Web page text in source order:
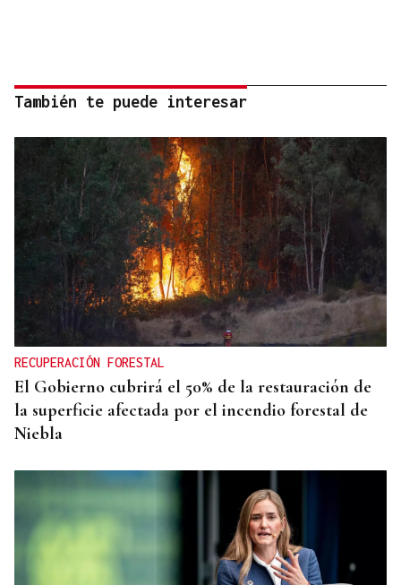
También te puede interesar
RECUPERACIÓN FORESTAL
El Gobierno cubrirá el 50% de la restauración de
la superficie afectada por el incendio forestal de
Niebla